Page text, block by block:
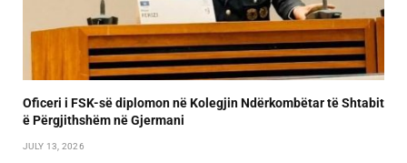
Oficeri i FSK-së diplomon në Kolegjin Ndërkombëtar të Shtabit
ë Përgjithshëm në Gjermani
JULY 13, 2026